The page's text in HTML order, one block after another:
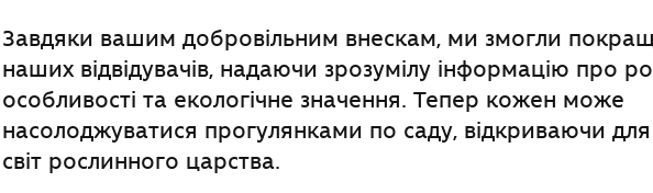
Завдяки вашим добровільним внескам, ми змогли
наших відвідувачів, надаючи зрозумілу інформацію про
особливості та екологічне значення. Тепер кожен може
насолоджуватися прогулянками по саду, відкриваючи
світ рослинного царства.